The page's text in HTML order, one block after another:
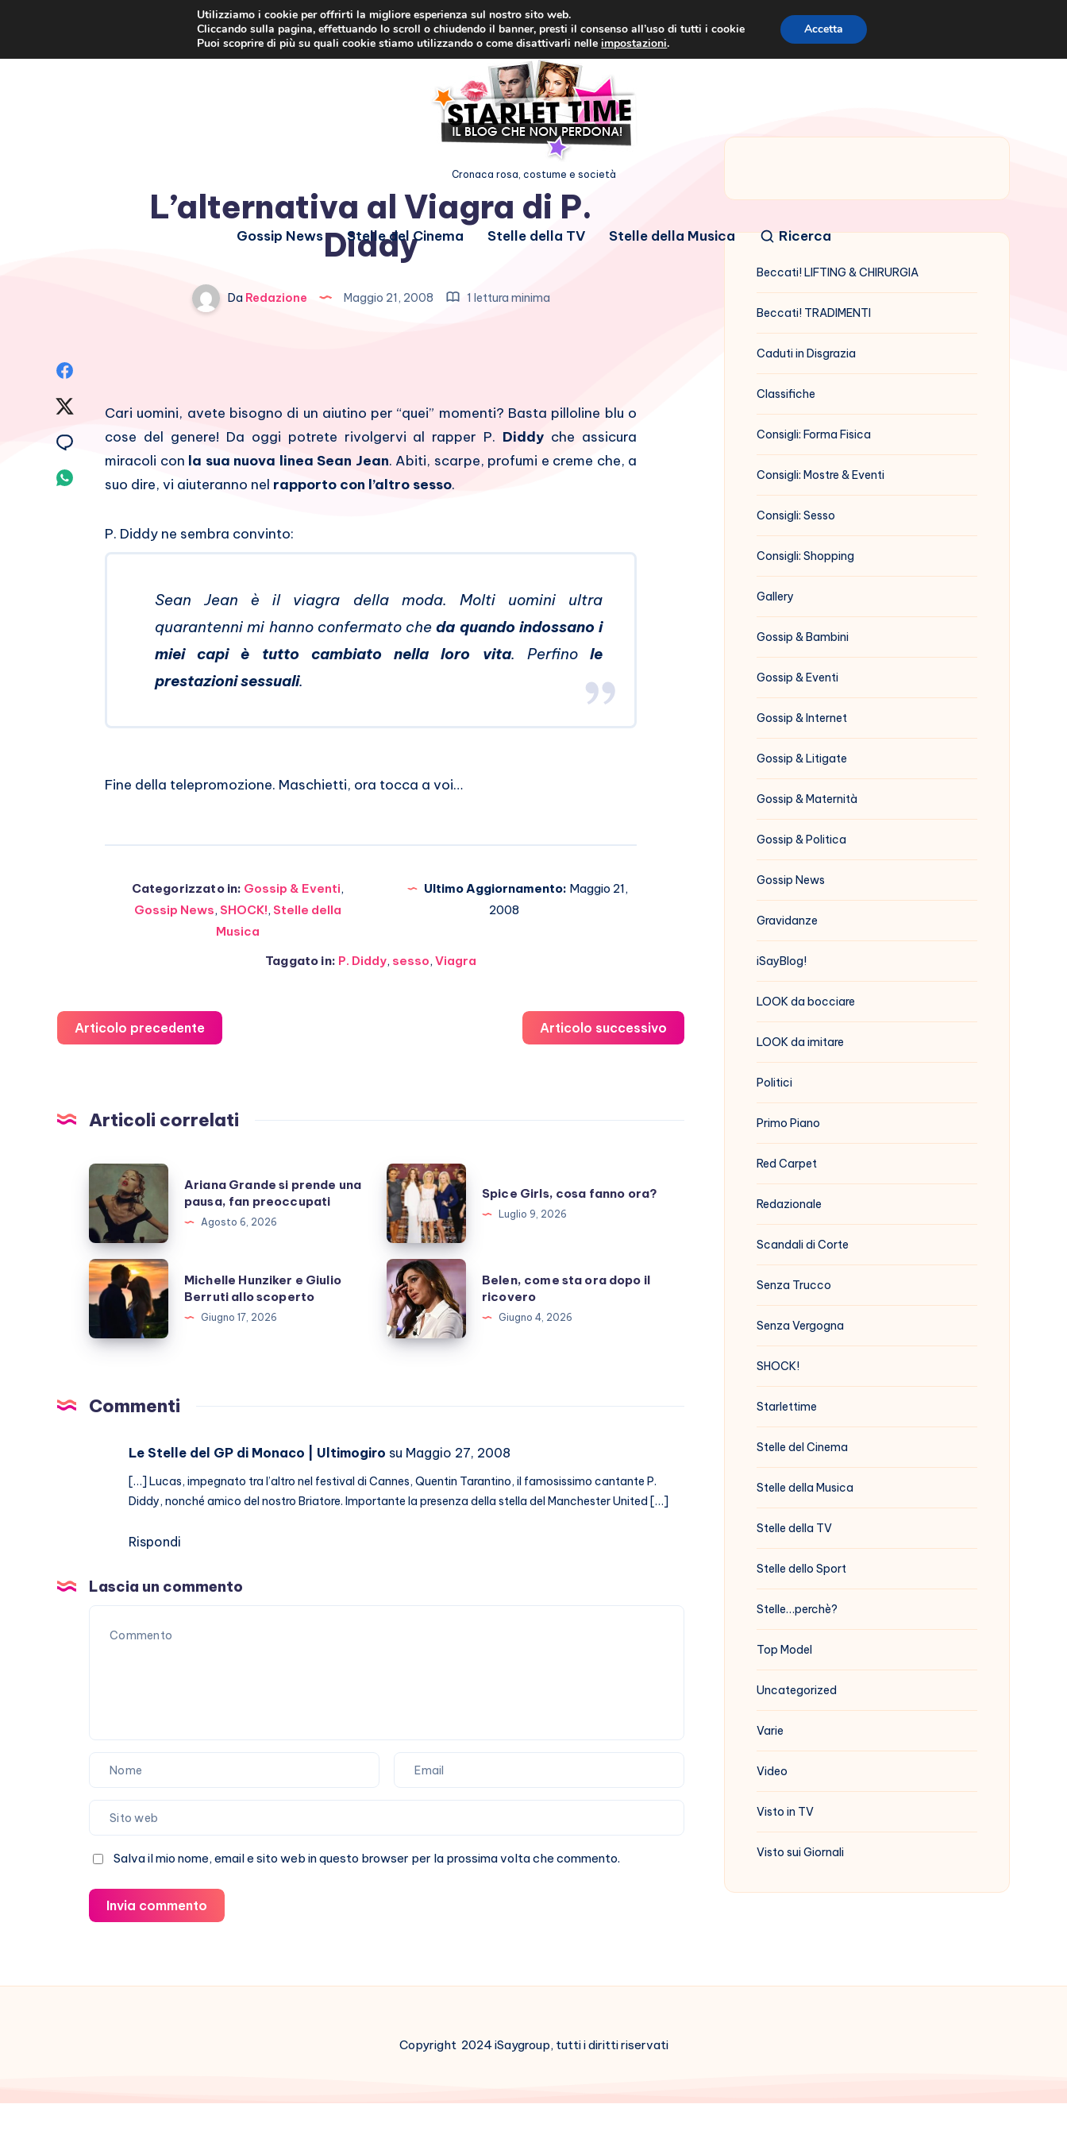
Cronaca rosa, costume e società
Gossip News Stelle del Cinema Stelle della TV Stelle della Musica Ricerca
L’alternativa al Viagra di P.
Diddy
DaRedazione Maggio 21, 2008 1 lettura minima
Facebook
Condividi
Twitter
Condividi
Whatsapp
Cari uomini, avete bisogno di un aiutino per “quei” momenti? Basta pilloline blu o
cose del genere! Da oggi potrete rivolgervi al rapper P. Diddy che assicura
miracoli con la sua nuova linea Sean Jean. Abiti, scarpe, profumi e creme che, a
suo dire, vi aiuteranno nel rapporto con l’altro sesso.
P. Diddy ne sembra convinto:
Sean Jean è il viagra della moda. Molti uomini ultra
quarantenni mi hanno confermato cheda quando indossano i
miei capi è tutto cambiato nella loro vita. Perfinole
prestazioni sessuali.
Fine della telepromozione. Maschietti, ora tocca a voi…
Categorizzato in: Gossip & Eventi,
Gossip News, SHOCK!, Stelle della
Musica
Ultimo Aggiornamento: Maggio 21,
2008
Taggato in: P. Diddy, sesso, Viagra
Articolo precedente Articolo successivo
Articoli correlati
Ariana
Grande
prende
una
pausa,
fan
preoccupati
Ariana Grande si prende una
pausa, fan preoccupati
Agosto 6, 2026
Spice
Girls,
cosa
fanno
ora?
Spice Girls, cosa fanno ora?
Luglio 9, 2026
Michelle
Hunziker
Giulio
scoperto
Michelle Hunziker e Giulio
Berruti allo scoperto
Giugno 17, 2026
Belen,
come
sta
ora
ricovero
Belen, come sta ora dopo il
ricovero
Giugno 4, 2026
Commenti
Le Stelle del GP di Monaco | Ultimogiro su Maggio 27, 2008
[…] Lucas, impegnato tra l’altro nel festival di Cannes, Quentin Tarantino, il famosissimo cantante P.
Diddy, nonché amico del nostro Briatore. Importante la presenza della stella del Manchester United […]
Rispondi
Lascia un commento
Salva il mio nome, email e sito web in questo browser per la prossima volta che commento.
Invia commento
Beccati! LIFTING & CHIRURGIA
Beccati! TRADIMENTI
Caduti in Disgrazia
Classifiche
Consigli: Forma Fisica
Consigli: Mostre & Eventi
Consigli: Sesso
Consigli: Shopping
Gallery
Gossip & Bambini
Gossip & Eventi
Gossip & Internet
Gossip & Litigate
Gossip & Maternità
Gossip & Politica
Gossip News
Gravidanze
iSayBlog!
LOOK da bocciare
LOOK da imitare
Politici
Primo Piano
Red Carpet
Redazionale
Scandali di Corte
Senza Trucco
Senza Vergogna
SHOCK!
Starlettime
Stelle del Cinema
Stelle della Musica
Stelle della TV
Stelle dello Sport
Stelle…perchè?
Top Model
Uncategorized
Varie
Video
Visto in TV
Visto sui Giornali
Copyright 2024 iSaygroup, tutti i diritti riservati
Utilizziamo i cookie per offrirti la migliore esperienza sul nostro sito web.
Cliccando sulla pagina, effettuando lo scroll o chiudendo il banner, presti il consenso all’uso di tutti i cookie
Puoi scoprire di più su quali cookie stiamo utilizzando o come disattivarli nelleimpostazioni.
Accetta